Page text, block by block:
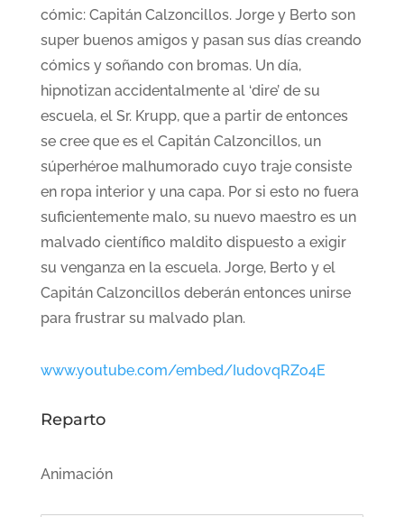
cómic: Capitán Calzoncillos. Jorge y Berto son
super buenos amigos y pasan sus días creando
cómics y soñando con bromas. Un día,
hipnotizan accidentalmente al ‘dire’ de su
escuela, el Sr. Krupp, que a partir de entonces
se cree que es el Capitán Calzoncillos, un
súperhéroe malhumorado cuyo traje consiste
en ropa interior y una capa. Por si esto no fuera
suficientemente malo, su nuevo maestro es un
malvado científico maldito dispuesto a exigir
su venganza en la escuela. Jorge, Berto y el
Capitán Calzoncillos deberán entonces unirse
para frustrar su malvado plan.
www.youtube.com/embed/IudovqRZo4E
Reparto
Animación